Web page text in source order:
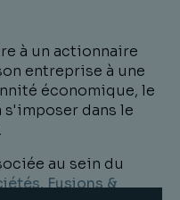
à un actionnaire
entreprise à une
économique, le
dans le
au sein du
Fusions &